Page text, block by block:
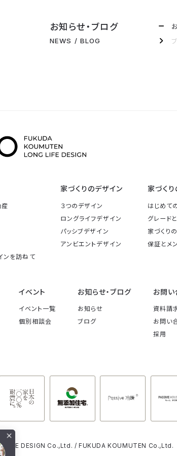
お知らせ・ブログ
NEWS / BLOG
ンを訪ねて
家づくりのデザイン
３つのデザイン
ロングライフデザイン
パッシブデザイン
アンビエントデザイン
家づく
はじめて
グレード
家づくり
保証とメ
イベント
イベント一覧
個別相談会
お知らせ・ブログ
お知らせ
ブログ
お問
資料請
お問い
採用
LIFE DESIGN Co.,Ltd. / FUKUDA KOUMUTEN Co.,Ltd.